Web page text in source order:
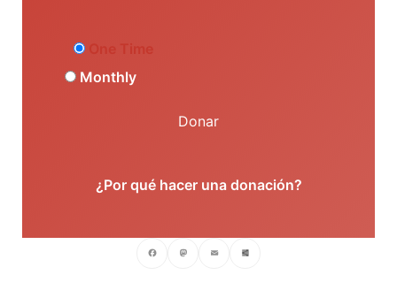
Monthly
Donar
¿Por qué hacer una donación?